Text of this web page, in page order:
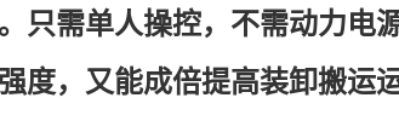
只需单人操控，不需动力电
度，又能成倍提高装卸搬运